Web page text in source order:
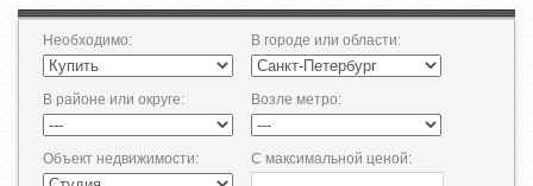
Необходимо: В городе или области:
В районе или округе: Возле метро:
Объект недвижимости: С максимальной ценой: